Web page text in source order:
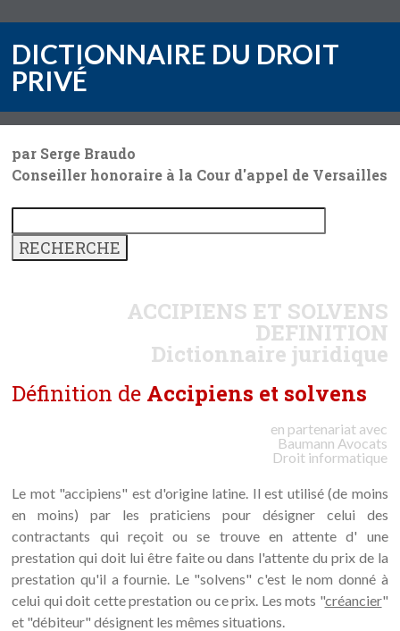
DICTIONNAIRE DU DROIT
PRIVÉ
par Serge Braudo
Conseiller honoraire à la Cour d'appel de Versailles
ACCIPIENS ET SOLVENS
DEFINITION
Dictionnaire juridique
Définition de Accipiens et solvens
en partenariat avec
Baumann Avocats
Droit informatique
Le mot "accipiens" est d'origine latine. Il est utilisé (de moins
en moins) par les praticiens pour désigner celui des
contractants qui reçoit ou se trouve en attente d' une
prestation qui doit lui être faite ou dans l'attente du prix de la
prestation qu'il a fournie. Le "solvens" c'est le nom donné à
celui qui doit cette prestation ou ce prix. Les mots "créancier"
et "débiteur" désignent les mêmes situations.